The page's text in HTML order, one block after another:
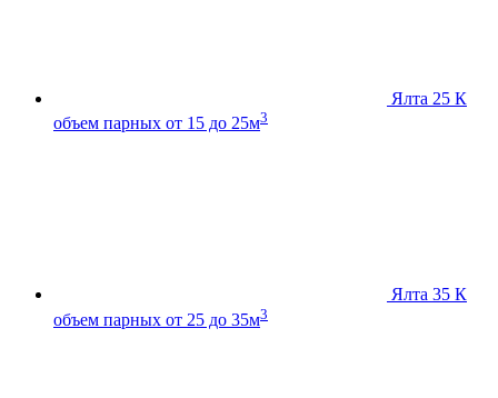
Ялта 25 К
объем парных от 15 до 25м3
Ялта 35 К
объем парных от 25 до 35м3